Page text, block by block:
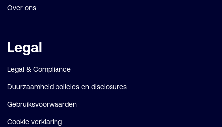
Over ons
Legal
Legal & Compliance
Duurzaamheid policies en disclosures
Gebruiksvoorwaarden
Cookie verklaring